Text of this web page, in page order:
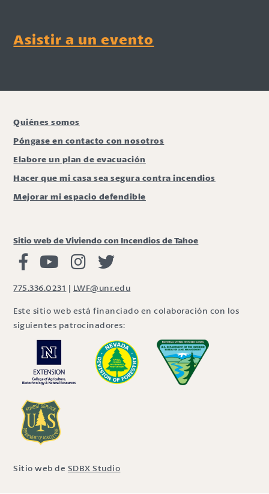
Asistir a un evento
Quiénes somos
Póngase en contacto con nosotros
Elabore un plan de evacuación
Hacer que mi casa sea segura contra incendios
Mejorar mi espacio defendible
Sitio web de Viviendo con Incendios de Tahoe
Viviendo con Incendios Facebook
Vivir con fuego Youtube
Vivir con fuego Instagram
775.336.0231 | LWF@unr.edu
Este sitio web está financiado en colaboración con los
siguientes patrocinadores:
Sitio web de SDBX Studio